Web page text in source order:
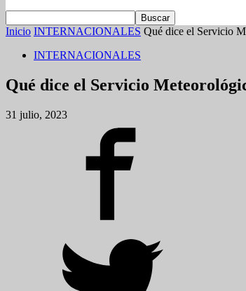
Inicio INTERNACIONALES Qué dice el Servicio
INTERNACIONALES
Qué dice el Servicio
31 julio, 2023